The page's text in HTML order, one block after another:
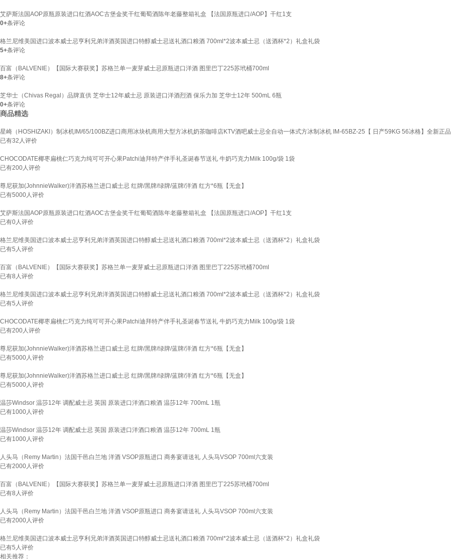
艾萨斯法国AOP原瓶原装进口红酒AOC古堡金奖干红葡萄酒陈年老藤整箱礼盒 【法国原瓶进口/AOP】干红1支
0+条评论
格兰尼维美国进口波本威士忌亨利兄弟洋酒英国进口特醇威士忌送礼酒口粮酒 700ml*2波本威士忌（送酒杯*2）礼盒礼袋
5+条评论
百富（BALVENIE）【国际大赛获奖】苏格兰单一麦芽威士忌原瓶进口洋酒 图里巴丁225苏玳桶700ml
8+条评论
芝华士（Chivas Regal）品牌直供 芝华士12年威士忌 原装进口洋酒烈酒 保乐力加 芝华士12年 500mL 6瓶
0+条评论
商品精选
星崎（HOSHIZAKI）制冰机IM/65/100BZ进口商用冰块机商用大型方冰机奶茶咖啡店KTV酒吧威士忌全自动一体式方冰制冰机 IM-65BZ-25【 日产59KG 56冰格】全新正品
已有32 人评价
CHOCODATE椰枣扁桃仁巧克力纯可可开心果Patchi迪拜特产伴手礼圣诞春节送礼 牛奶巧克力Milk 100g/袋 1袋
已有200人评价
尊尼获加(JohnnieWalker)洋酒苏格兰进口威士忌 红牌/黑牌/绿牌/蓝牌/洋酒 红方*6瓶【无盒】
已有5000人评价
艾萨斯法国AOP原瓶原装进口红酒AOC古堡金奖干红葡萄酒陈年老藤整箱礼盒 【法国原瓶进口/AOP】干红1支
已有0人评价
格兰尼维美国进口波本威士忌亨利兄弟洋酒英国进口特醇威士忌送礼酒口粮酒 700ml*2波本威士忌（送酒杯*2）礼盒礼袋
已有5 人评价
百富（BALVENIE）【国际大赛获奖】苏格兰单一麦芽威士忌原瓶进口洋酒 图里巴丁225苏玳桶700ml
已有8 人评价
格兰尼维美国进口波本威士忌亨利兄弟洋酒英国进口特醇威士忌送礼酒口粮酒 700ml*2波本威士忌（送酒杯*2）礼盒礼袋
已有5 人评价
CHOCODATE椰枣扁桃仁巧克力纯可可开心果Patchi迪拜特产伴手礼圣诞春节送礼 牛奶巧克力Milk 100g/袋 1袋
已有200人评价
尊尼获加(JohnnieWalker)洋酒苏格兰进口威士忌 红牌/黑牌/绿牌/蓝牌/洋酒 红方*6瓶【无盒】
已有5000人评价
尊尼获加(JohnnieWalker)洋酒苏格兰进口威士忌 红牌/黑牌/绿牌/蓝牌/洋酒 红方*6瓶【无盒】
已有5000人评价
温莎Windsor 温莎12年 调配威士忌 英国 原装进口洋酒口粮酒 温莎12年 700mL 1瓶
已有1000人评价
温莎Windsor 温莎12年 调配威士忌 英国 原装进口洋酒口粮酒 温莎12年 700mL 1瓶
已有1000人评价
人头马（Remy Martin）法国干邑白兰地 洋酒 VSOP原瓶进口 商务宴请送礼 人头马VSOP 700ml六支装
已有2000人评价
百富（BALVENIE）【国际大赛获奖】苏格兰单一麦芽威士忌原瓶进口洋酒 图里巴丁225苏玳桶700ml
已有8 人评价
人头马（Remy Martin）法国干邑白兰地 洋酒 VSOP原瓶进口 商务宴请送礼 人头马VSOP 700ml六支装
已有2000人评价
格兰尼维美国进口波本威士忌亨利兄弟洋酒英国进口特醇威士忌送礼酒口粮酒 700ml*2波本威士忌（送酒杯*2）礼盒礼袋
已有5 人评价
相关推荐：